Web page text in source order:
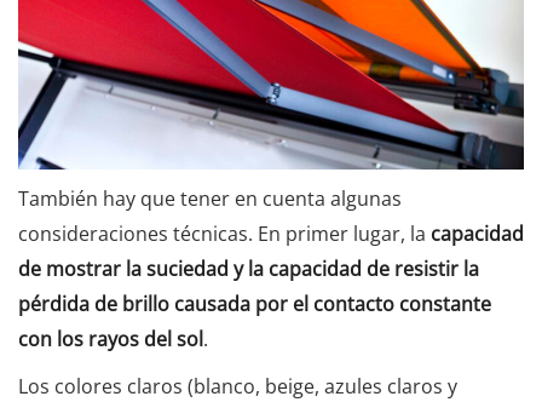
También hay que tener en cuenta algunas
consideraciones técnicas. En primer lugar, la capacidad
de mostrar la suciedad y la capacidad de resistir la
pérdida de brillo causada por el contacto constante
con los rayos del sol.
Los colores claros (blanco, beige, azules claros y